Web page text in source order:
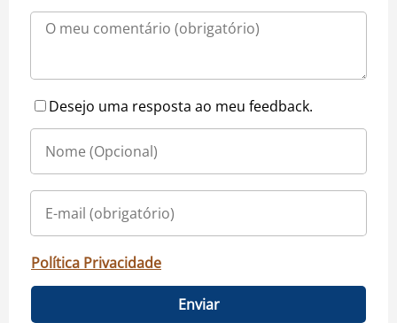
Desejo uma resposta ao meu feedback.
Política Privacidade
Enviar